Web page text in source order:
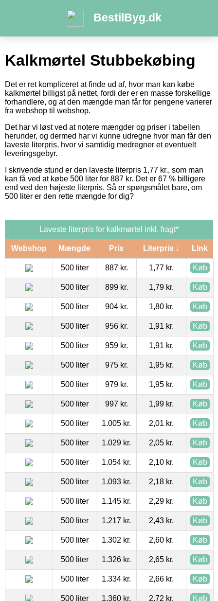
BestilByg.dk
Kalkmørtel Stubbekøbing
Det er ret kompliceret at finde ud af, hvor man kan købe
kalkmørtel billigst på nettet, fordi der er en masse forskellige
forhandlere, og at den mængde man får for pengene varierer
fra webshop til webshop.
Det har vi løst ved at notere mængder og priser i tabellen
herunder, og dermed har vi kunne udregne hvor man får den
laveste literpris, hvor vi samtidig medregner et eventuelt
leveringsgebyr.
I skrivende stund er den laveste literpris 1,77 kr., som man
kan få ved at købe 500 liter for 887 kr. Det er 67 % billigere
end ved den højeste literpris. Så er spørgsmålet bare, om
500 liter er den rette mængde for dig?
Laveste literpris for kalkmørtel inkl. fragt*
Webshop Mængde Pris Literpris ↓ Link
500 liter 887 kr. 1,77 kr. Køb
500 liter 899 kr. 1,79 kr. Køb
500 liter 904 kr. 1,80 kr. Køb
500 liter 956 kr. 1,91 kr. Køb
500 liter 959 kr. 1,91 kr. Køb
500 liter 975 kr. 1,95 kr. Køb
500 liter 979 kr. 1,95 kr. Køb
500 liter 997 kr. 1,99 kr. Køb
500 liter 1.005 kr. 2,01 kr. Køb
500 liter 1.029 kr. 2,05 kr. Køb
500 liter 1.054 kr. 2,10 kr. Køb
500 liter 1.093 kr. 2,18 kr. Køb
500 liter 1.145 kr. 2,29 kr. Køb
500 liter 1.217 kr. 2,43 kr. Køb
500 liter 1.302 kr. 2,60 kr. Køb
500 liter 1.326 kr. 2,65 kr. Køb
500 liter 1.334 kr. 2,66 kr. Køb
500 liter 1.360 kr. 2,72 kr. Køb